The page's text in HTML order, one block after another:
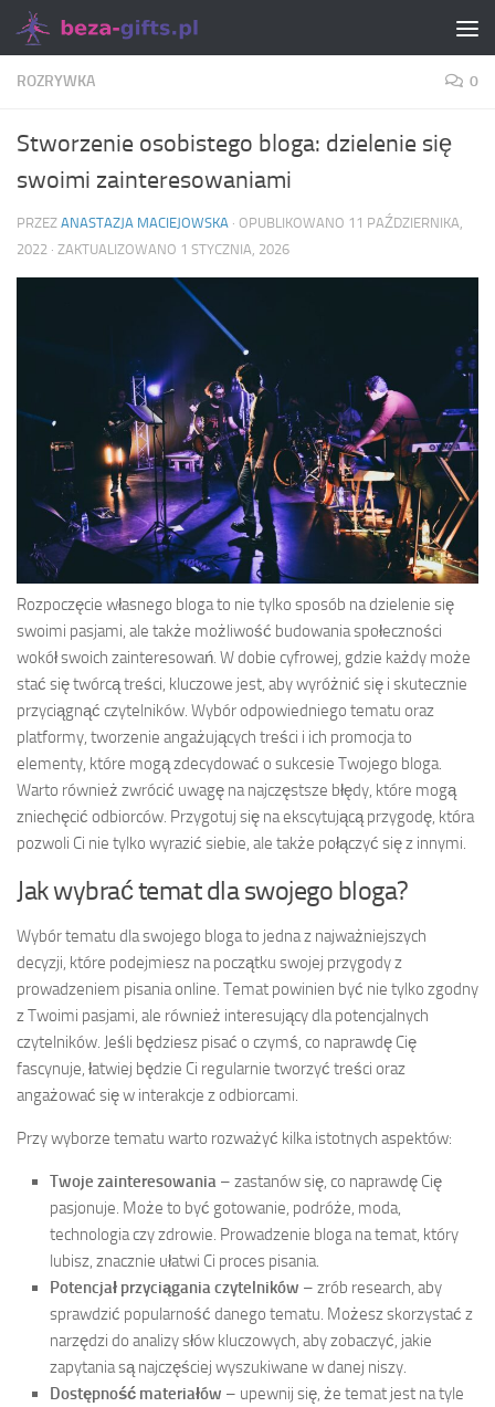
Skip to content
ROZRYWKA 0
Stworzenie osobistego bloga: dzielenie się
swoimi zainteresowaniami
PRZEZ ANASTAZJA MACIEJOWSKA · OPUBLIKOWANO 11 PAŹDZIERNIKA,
2022 · ZAKTUALIZOWANO 1 STYCZNIA, 2026
Rozpoczęcie własnego bloga to nie tylko sposób na dzielenie się
swoimi pasjami, ale także możliwość budowania społeczności
wokół swoich zainteresowań. W dobie cyfrowej, gdzie każdy może
stać się twórcą treści, kluczowe jest, aby wyróżnić się i skutecznie
przyciągnąć czytelników. Wybór odpowiedniego tematu oraz
platformy, tworzenie angażujących treści i ich promocja to
elementy, które mogą zdecydować o sukcesie Twojego bloga.
Warto również zwrócić uwagę na najczęstsze błędy, które mogą
zniechęcić odbiorców. Przygotuj się na ekscytującą przygodę, która
pozwoli Ci nie tylko wyrazić siebie, ale także połączyć się z innymi.
Jak wybrać temat dla swojego bloga?
Wybór tematu dla swojego bloga to jedna z najważniejszych
decyzji, które podejmiesz na początku swojej przygody z
prowadzeniem pisania online. Temat powinien być nie tylko zgodny
z Twoimi pasjami, ale również interesujący dla potencjalnych
czytelników. Jeśli będziesz pisać o czymś, co naprawdę Cię
fascynuje, łatwiej będzie Ci regularnie tworzyć treści oraz
angażować się w interakcje z odbiorcami.
Przy wyborze tematu warto rozważyć kilka istotnych aspektów:
Twoje zainteresowania – zastanów się, co naprawdę Cię
pasjonuje. Może to być gotowanie, podróże, moda,
technologia czy zdrowie. Prowadzenie bloga na temat, który
lubisz, znacznie ułatwi Ci proces pisania.
Potencjał przyciągania czytelników – zrób research, aby
sprawdzić popularność danego tematu. Możesz skorzystać z
narzędzi do analizy słów kluczowych, aby zobaczyć, jakie
zapytania są najczęściej wyszukiwane w danej niszy.
Dostępność materiałów – upewnij się, że temat jest na tyle